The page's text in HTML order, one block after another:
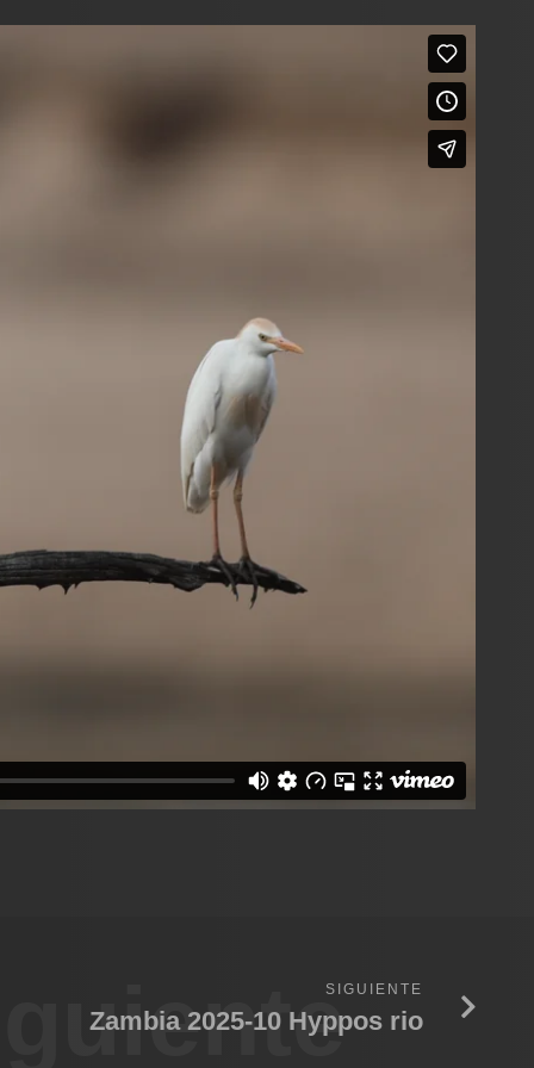
SIGUIENTE
Zambia 2025-10 Hyppos rio